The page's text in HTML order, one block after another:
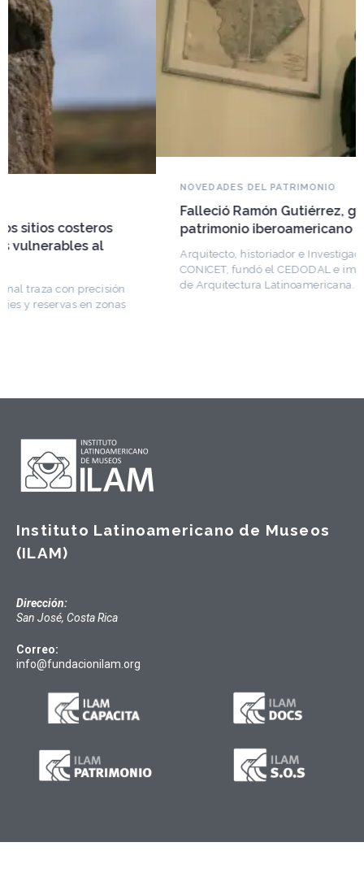
NOVEDADES DEL PATRIMONIO
Falleció Ramón Gutiérrez, guardián del
patrimonio iberoamericano
Arquitecto, historiador e Investigador Superior del
CONICET, fundó el CEDODAL e impulsó los Seminarios
de Arquitectura Latinoamericana. Publicó más de
Instituto Latinoamericano de Museos
(ILAM)
Dirección:
San José, Costa Rica
Correo:
info@fundacionilam.org